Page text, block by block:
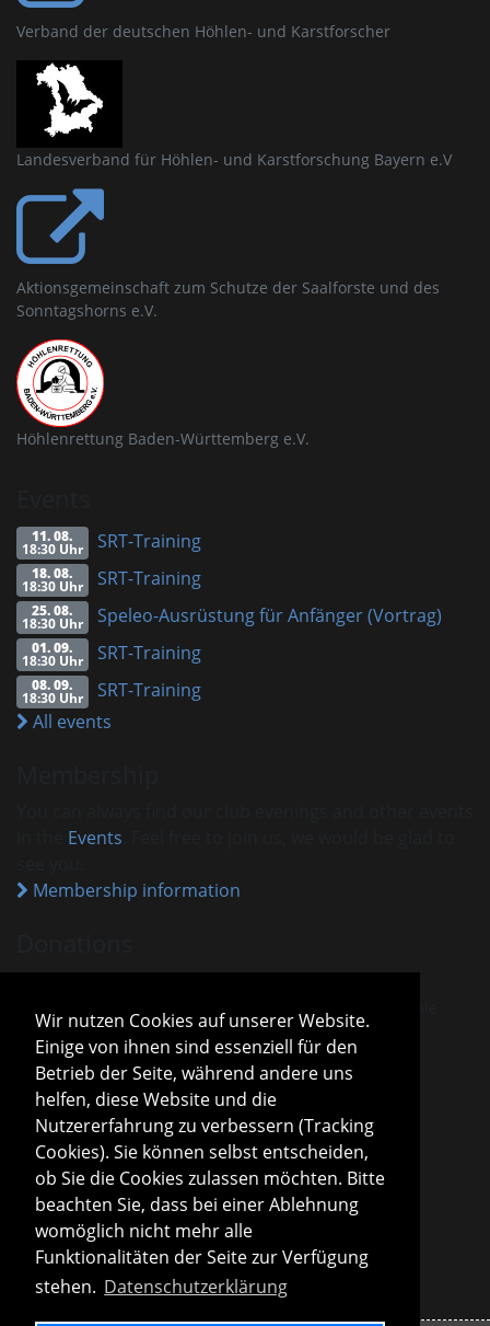
Wir nutzen Cookies auf unserer Website.
Einige von ihnen sind essenziell für den
Betrieb der Seite, während andere uns
helfen, diese Website und die
Nutzererfahrung zu verbessern (Tracking
Cookies). Sie können selbst entscheiden,
ob Sie die Cookies zulassen möchten. Bitte
beachten Sie, dass bei einer Ablehnung
womöglich nicht mehr alle
Funktionalitäten der Seite zur Verfügung
stehen. Datenschutzerklärung
Verband der deutschen Höhlen- und Karstforscher
Landesverband für Höhlen- und Karstforschung Bayern e.V
Aktionsgemeinschaft zum Schutze der Saalforste und des
Sonntagshorns e.V.
Höhlenrettung Baden-Württemberg e.V.
11. 08.
18:30 Uhr SRT-Training
18. 08.
18:30 Uhr SRT-Training
25. 08.
18:30 Uhr Speleo-Ausrüstung für Anfänger (Vortrag)
01. 09.
18:30 Uhr SRT-Training
08. 09.
18:30 Uhr
SRT-Training
All events
Events
Membership information
VHM is recognised as a charitable association.
Donations and membership payments are tax-deductible
under the current tax exemption notice.
Sparda-Bank München
IBAN
DE13 7009 0500 0001 2800 15
GENODEF1S04
Donation information
Board
Roland Konopac
First Chair of the Board
Martina Lachmuth
Second Chair of the Board
Board information